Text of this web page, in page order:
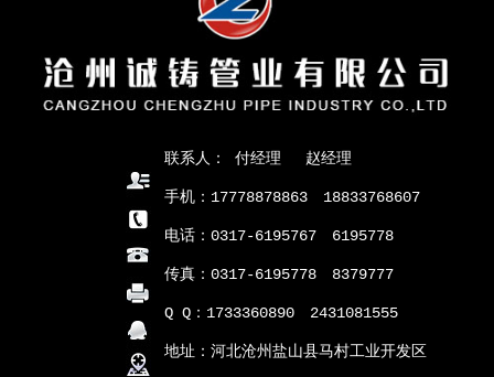
联系人： 付经理 赵经理
手机：17778878863 18833768607
电话：0317-6195767 6195778
传真：0317-6195778 8379777
Q Q：1733360890 2431081555
地址：河北沧州盐山县马村工业开发区